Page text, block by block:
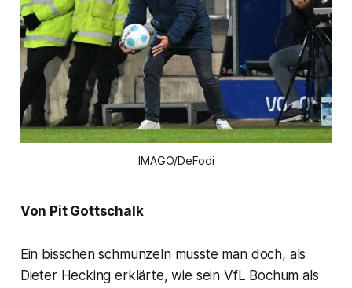
IMAGO/DeFodi
Von Pit Gottschalk
Ein bisschen schmunzeln musste man doch, als
Dieter Hecking erklärte, wie sein VfL Bochum als